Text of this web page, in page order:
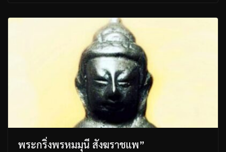
พระกริ่งพรหมมุนี สังฆราชแพ”